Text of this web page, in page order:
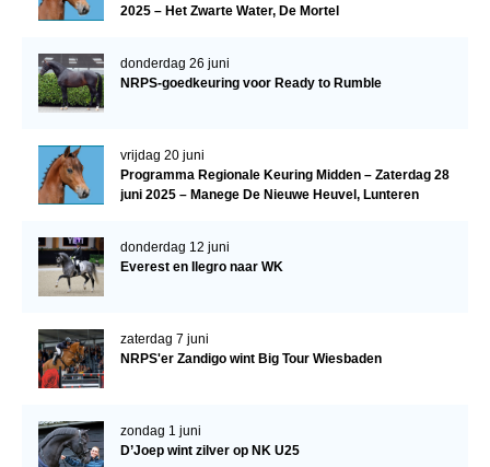
2025 – Het Zwarte Water, De Mortel
donderdag 26 juni
NRPS-goedkeuring voor Ready to Rumble
vrijdag 20 juni
Programma Regionale Keuring Midden – Zaterdag 28
juni 2025 – Manege De Nieuwe Heuvel, Lunteren
donderdag 12 juni
Everest en Ilegro naar WK
zaterdag 7 juni
NRPS'er Zandigo wint Big Tour Wiesbaden
zondag 1 juni
D’Joep wint zilver op NK U25